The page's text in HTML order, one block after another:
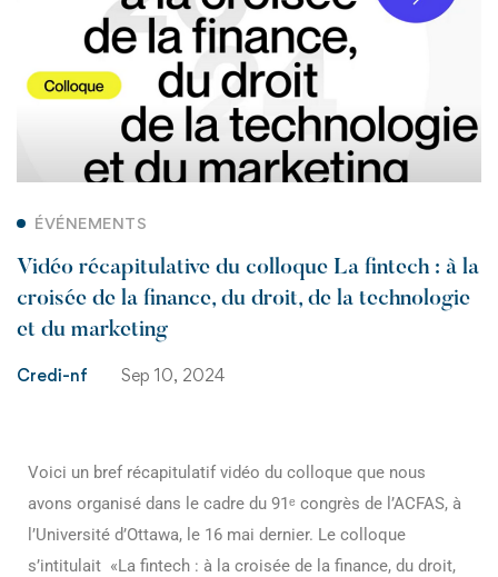
ÉVÉNEMENTS
Vidéo récapitulative du colloque La fintech : à la
croisée de la finance, du droit, de la technologie
et du marketing
Credi-nf Sep 10, 2024
Voici un bref récapitulatif vidéo du colloque que nous
avons organisé dans le cadre du 91ᵉ congrès de l’ACFAS, à
l’Université d’Ottawa, le 16 mai dernier. Le colloque
s’intitulait «La fintech : à la croisée de la finance, du droit,